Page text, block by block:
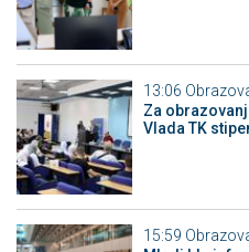
13:06
Za
Vlada TK
15:59